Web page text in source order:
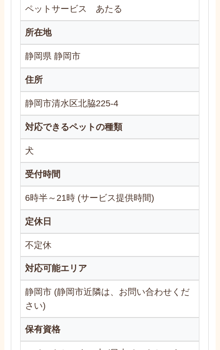
ペットサービス あたる
所在地
静岡県 静岡市
住所
静岡市清水区北脇225-4
対応できるペットの種類
犬
受付時間
6時半～21時 (サービス提供時間)
定休日
不定休
対応可能エリア
静岡市 (静岡市近隣は、お問い合わせくだ
さい)
保有資格